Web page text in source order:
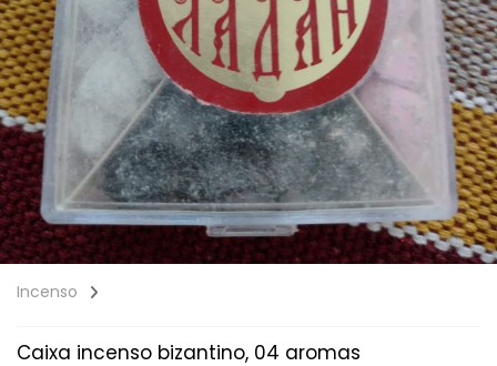
Incenso
Caixa incenso bizantino, 04 aromas